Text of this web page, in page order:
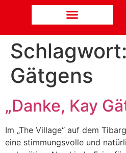
Schlagwort:
Gätgens
„Danke, Kay
Im „The Village“ auf dem
eine stimmungsvolle und